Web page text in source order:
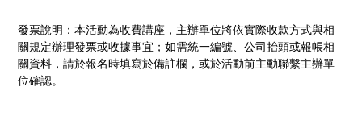
發票說明：本活動為收費講座，主辦單位將依實際收款方式與相
關規定辦理發票或收據事宜；如需統一編號、公司抬頭或報帳相
關資料，請於報名時填寫於備註欄，或於活動前主動聯繫主辦單
位確認。